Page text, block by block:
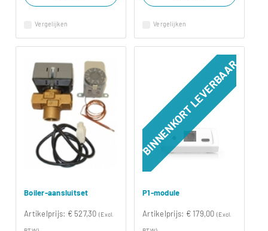
Vergelijken Vergelijken
Boiler-aansluitset
Artikelprijs: € 527,30 (Excl.
BINNENKORT LEVERBAAR
P1-module
Artikelprijs: € 179,00 (Excl.